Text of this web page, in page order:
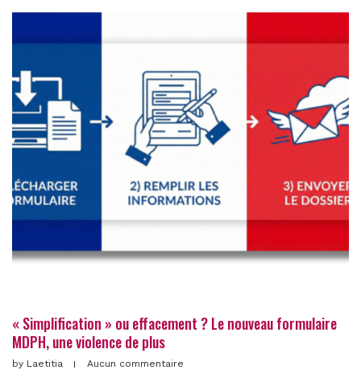
« Simplification » ou effacement ? Le nouveau formulaire
MDPH, une violence de plus
by Laetitia Aucun commentaire